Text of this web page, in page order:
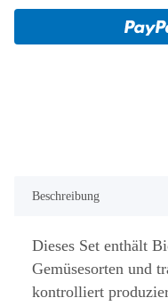
Beschreibung
Dieses Set enthält
Gemüsesorten und
kontrolliert